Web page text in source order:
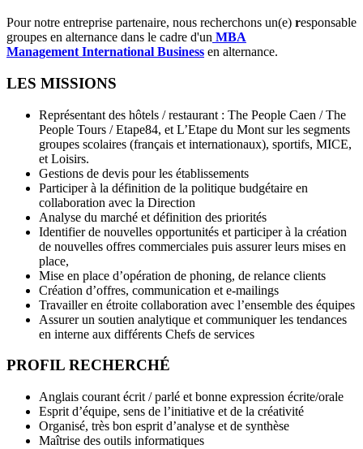
Pour notre entreprise partenaire, nous recherchons un(e) responsable
groupes en alternance dans le cadre d'un MBA
Management International Business en alternance.
LES MISSIONS
Représentant des hôtels / restaurant : The People Caen / The
People Tours / Etape84, et L’Etape du Mont sur les segments
groupes scolaires (français et internationaux), sportifs, MICE,
et Loisirs.
Gestions de devis pour les établissements
Participer à la définition de la politique budgétaire en
collaboration avec la Direction
Analyse du marché et définition des priorités
Identifier de nouvelles opportunités et participer à la création
de nouvelles offres commerciales puis assurer leurs mises en
place,
Mise en place d’opération de phoning, de relance clients
Création d’offres, communication et e-mailings
Travailler en étroite collaboration avec l’ensemble des équipes
Assurer un soutien analytique et communiquer les tendances
en interne aux différents Chefs de services
PROFIL RECHERCHÉ
Anglais courant écrit / parlé et bonne expression écrite/orale
Esprit d’équipe, sens de l’initiative et de la créativité
Organisé, très bon esprit d’analyse et de synthèse
Maîtrise des outils informatiques